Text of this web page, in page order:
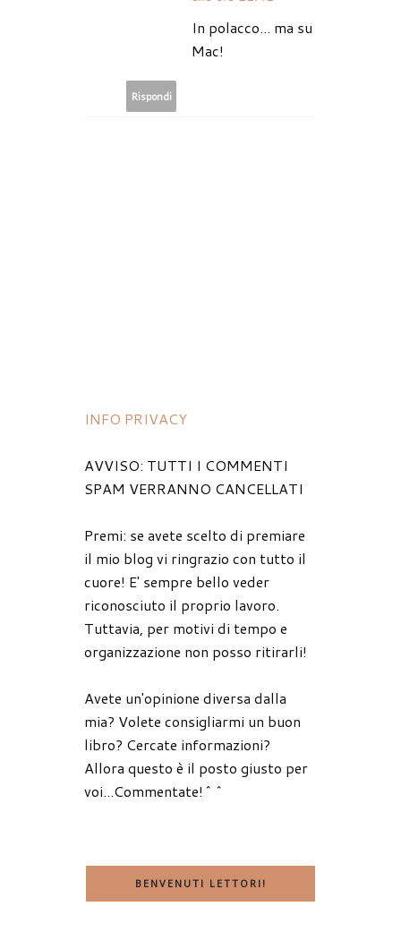
In polacco... ma su
Mac!
Rispondi
INFO PRIVACY
AVVISO: TUTTI I COMMENTI
SPAM VERRANNO CANCELLATI
Premi: se avete scelto di premiare
il mio blog vi ringrazio con tutto il
cuore! E' sempre bello veder
riconosciuto il proprio lavoro.
Tuttavia, per motivi di tempo e
organizzazione non posso ritirarli!
Avete un'opinione diversa dalla
mia? Volete consigliarmi un buon
libro? Cercate informazioni?
Allora questo è il posto giusto per
voi...Commentate!^^
BENVENUTI LETTORI!